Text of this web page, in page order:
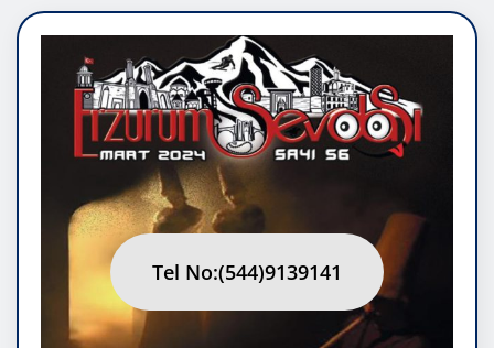
Tel No:(544)9139141